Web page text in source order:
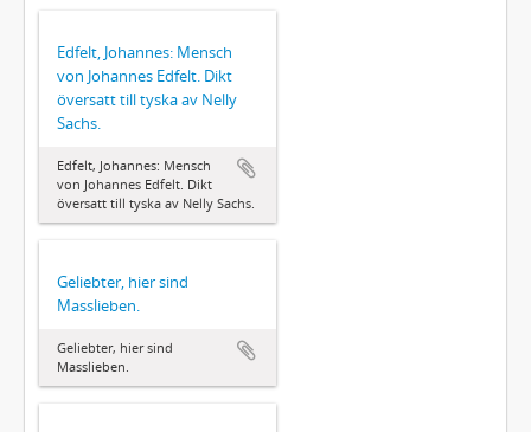
Edfelt, Johannes: Mensch
von Johannes Edfelt. Dikt
översatt till tyska av Nelly
Sachs.
Edfelt, Johannes: Mensch
von Johannes Edfelt. Dikt
översatt till tyska av Nelly Sachs.
Geliebter, hier sind
Masslieben.
Geliebter, hier sind
Masslieben.